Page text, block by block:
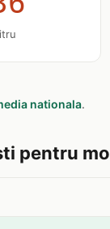
nationala.
pentru